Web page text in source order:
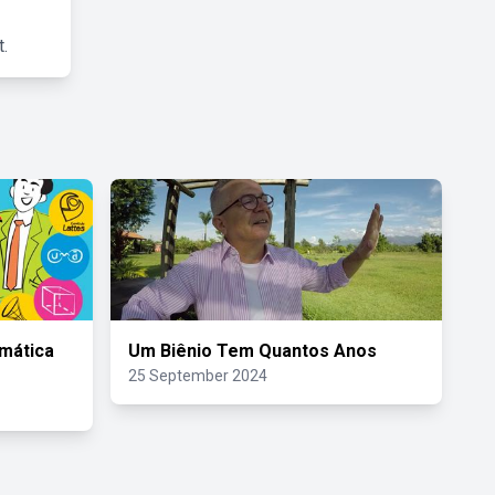
Um Biênio Tem Quantos Anos
25 September 2024